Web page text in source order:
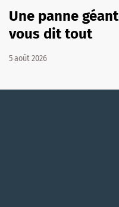
Une panne
vous dit tout
5 août 2026